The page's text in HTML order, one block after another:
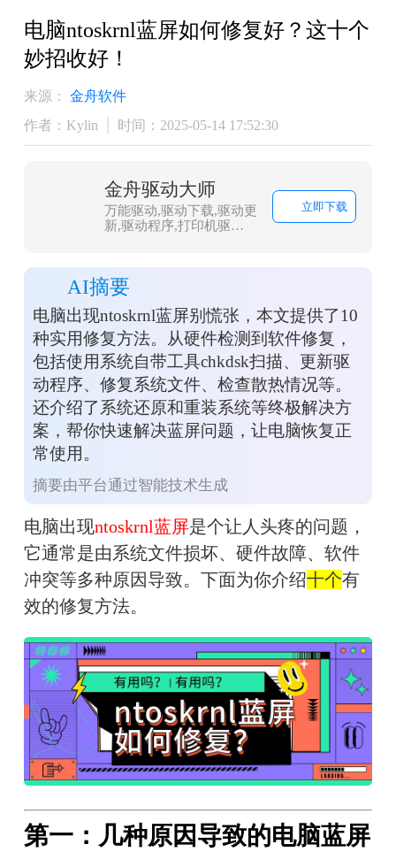
电脑ntoskrnl蓝屏如何修复好？这十个
妙招收好！
来源：
金舟软件
作者：Kylin
时间：2025-05-14 17:52:30
金舟驱动大师
万能驱动,驱动下载,驱动更
新,驱动程序,打印机驱
立即下载
AI摘要
电脑出现ntoskrnl蓝屏别慌张，本文提供了10
种实用修复方法。从硬件检测到软件修复，
包括使用系统自带工具chkdsk扫描、更新驱
动程序、修复系统文件、检查散热情况等。
还介绍了系统还原和重装系统等终极解决方
案，帮你快速解决蓝屏问题，让电脑恢复正
常使用。
摘要由平台通过智能技术生成
电脑出现ntoskrnl蓝屏是个让人头疼的问题，
它通常是由系统文件损坏、硬件故障、软件
冲突等多种原因导致。下面为你介绍十个有
效的修复方法。
第一：几种原因导致的电脑蓝屏